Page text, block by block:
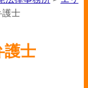
護士
護士